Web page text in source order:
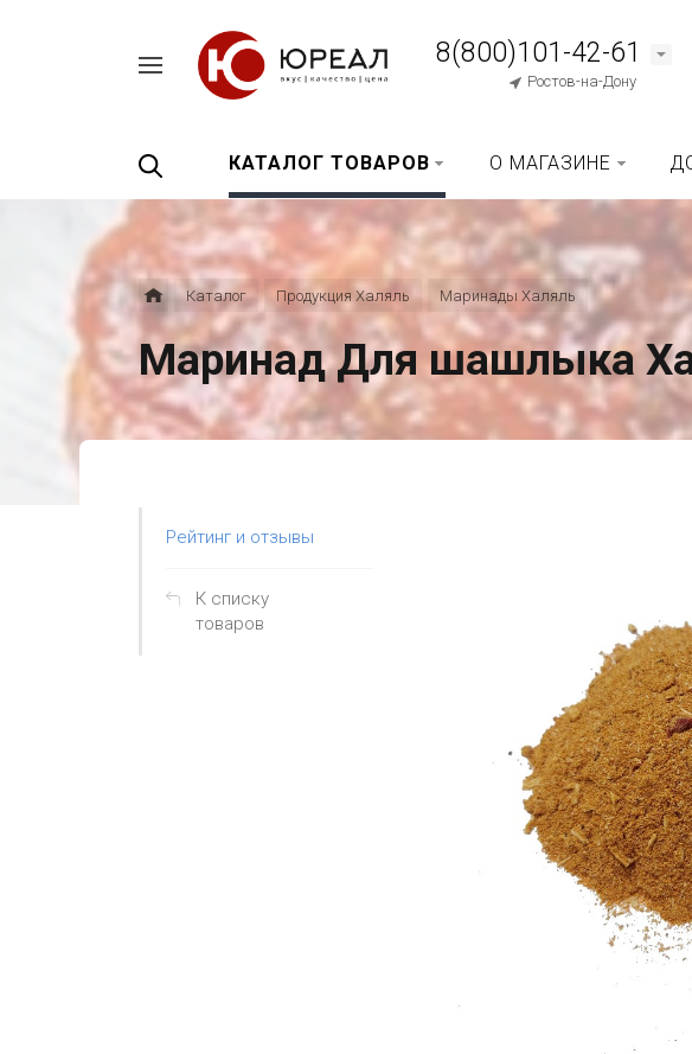
8(800)101-42-61
Ростов-на-Дону
КАТАЛОГ ТОВАРОВ О МАГАЗИНЕ
Каталог Продукция Халяль Маринады Халяль
Маринад Для шашлыка
Рейтинг и отзывы
К списку
товаров